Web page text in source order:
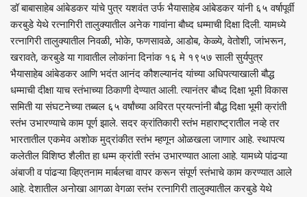
डॉ बाबासाहेब आंबेडकर यांचे पुत्र यशवंत उर्फ भैयासाहेब आंबेडकर यांनी ६५ वर्षापूर्वी
करबुडे येथे रत्नागिरी तालुक्यातील अनेक गावांना बौध्द धम्माची दिक्षा दिली. यामध्ये
रत्नागिरी तालुक्यातील निवळी, भोके, फणसावळे, आडोब, केळ्ये, वेतोशी, जांभरून,
खरावते, करबुडे या गावातील लोकांना दिनांक १६ मे १९५७ साली सुर्यपुत्र
भैयासाहेब आंबेडकर आणि भदंत आनंद कौशल्यानंद यांच्या अधिपत्याखाली बौद्ध
धम्माची दीक्षा याच स्तंभाच्या ठिकाणी देण्यात आली. त्यानंतर बौध्द दिक्षा भूमी विकास
समिती या संघटनेच्या तब्बल ६५ वर्षांच्या अविरत प्रयत्नांनी बौद्ध दिक्षा भूमी क्रांती
स्तंभ उभारण्याचे काम पूर्ण झाले. सदर क्रांतिकारी स्तंभ महाराष्ट्रातील नव्हे तर
भारतातील एकमेव अशोक मुद्रांकीत स्तंभ म्हणून ओळखला जाणार आहे. स्थापत्य
कलेतील विशिष्ठ शैलीत हा धम्म क्रांती स्तंभ उभारण्यात आला आहे. यामध्ये पांढऱ्या
अंबाजी व पांढऱ्या व्हिएतनाम मार्बलचा वापर करून संपूर्ण स्तंभाचे काम करण्यात आले
आहे. देशातील अनोखा आगळा वेगळा स्तंभ रत्नागिरी तालुक्यातील करबुडे येथे